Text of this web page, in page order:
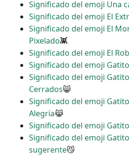
Significado del emoji Una
Significado del emoji El
Significado del emoji El
Pixelado👾
Significado del emoji El
Significado del emoji
Significado del emoji
Cerrados😸
Significado del emoji
Alegría😹
Significado del emoji
Significado del emoji
sugerente😼